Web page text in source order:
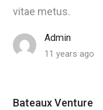
vitae metus.
Admin
11 years ago
Bateaux Venture